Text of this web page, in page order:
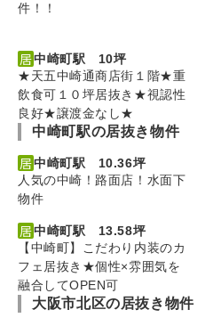
件！！
中崎町駅 10坪
★天五中崎通商店街１階★重
飲食可１０坪居抜き★視認性
良好★譲渡金なし★
中崎町駅の居抜き物件
中崎町駅 10.36坪
人気の中崎！路面店！水面下
物件
中崎町駅 13.58坪
【中崎町】こだわり内装のカ
フェ居抜き★個性×雰囲気を
融合してOPEN可
大阪市北区の居抜き物件